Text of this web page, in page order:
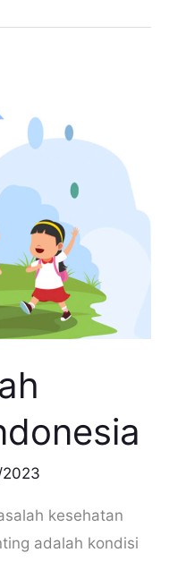
kesehatan
adalah kondisi